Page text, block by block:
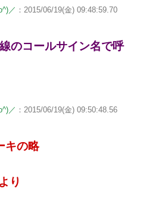
／ ：2015/06/19(金) 09:48:59.70
のコールサイン名で呼
／ ：2015/06/19(金) 09:50:48.56
キの略
り